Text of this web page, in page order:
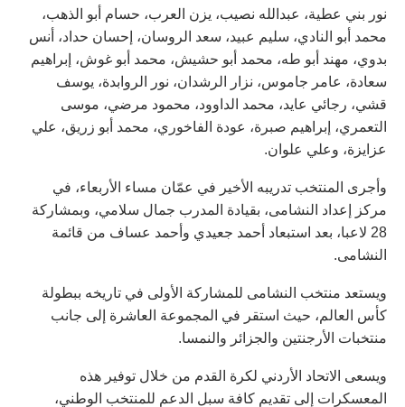
نور بني عطية، عبدالله نصيب، يزن العرب، حسام أبو الذهب،
محمد أبو النادي، سليم عبيد، سعد الروسان، إحسان حداد، أنس
بدوي، مهند أبو طه، محمد أبو حشيش، محمد أبو غوش، إبراهيم
سعادة، عامر جاموس، نزار الرشدان، نور الروابدة، يوسف
قشي، رجائي عايد، محمد الداوود، محمود مرضي، موسى
التعمري، إبراهيم صبرة، عودة الفاخوري، محمد أبو زريق، علي
عزايزة، وعلي علوان.
وأجرى المنتخب تدريبه الأخير في عمّان مساء الأربعاء، في
مركز إعداد النشامى، بقيادة المدرب جمال سلامي، وبمشاركة
28 لاعبا، بعد استبعاد أحمد جعيدي وأحمد عساف من قائمة
النشامى.
ويستعد منتخب النشامى للمشاركة الأولى في تاريخه ببطولة
كأس العالم، حيث استقر في المجموعة العاشرة إلى جانب
منتخبات الأرجنتين والجزائر والنمسا.
ويسعى الاتحاد الأردني لكرة القدم من خلال توفير هذه
المعسكرات إلى تقديم كافة سبل الدعم للمنتخب الوطني،